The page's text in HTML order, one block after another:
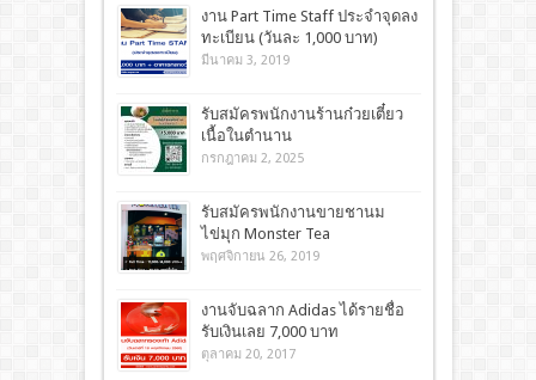
งาน Part Time Staff ประจำจุดลง
ทะเบียน (วันละ 1,000 บาท)
มีนาคม 3, 2019
รับสมัครพนักงานร้านก๋วยเตี๋ยว
เนื้อในตำนาน
กรกฎาคม 2, 2025
รับสมัครพนักงานขายชานม
ไข่มุก Monster Tea
พฤศจิกายน 26, 2019
งานจับฉลาก Adidas ได้รายชื่อ
รับเงินเลย 7,000 บาท
ตุลาคม 20, 2017